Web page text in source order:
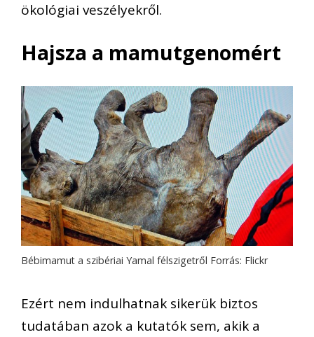
ökológiai veszélyekről.
Hajsza a mamutgenomért
Bébimamut a szibériai Yamal félszigetről Forrás: Flickr
Ezért nem indulhatnak sikerük biztos
tudatában azok a kutatók sem, akik a